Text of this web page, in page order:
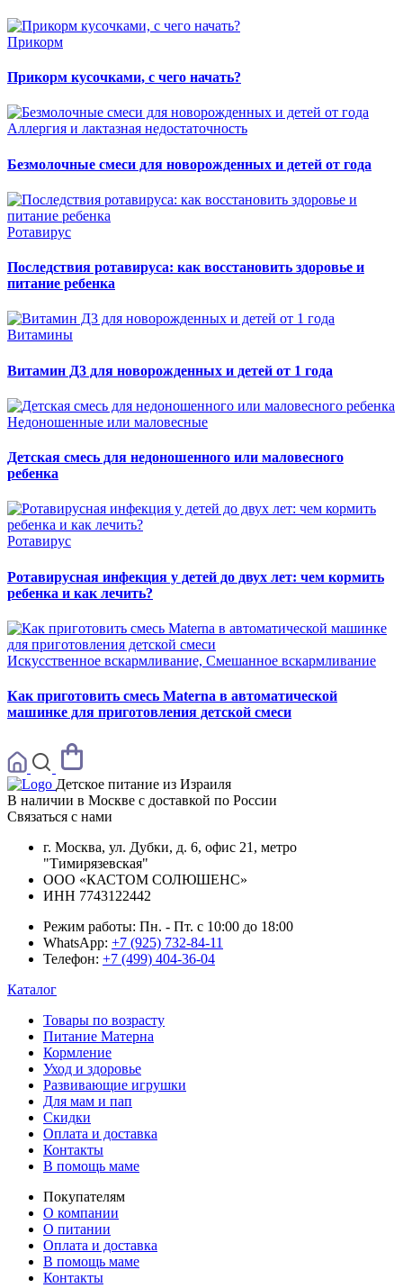
Прикорм
Прикорм кусочками, с чего начать?
Аллергия и лактазная недостаточность
Безмолочные смеси для новорожденных и детей от года
Ротавирус
Последствия ротавируса: как восстановить здоровье и
питание ребенка
Витамины
Витамин Д3 для новорожденных и детей от 1 года
Недоношенные или маловесные
Детская смесь для недоношенного или маловесного
ребенка
Ротавирус
Ротавирусная инфекция у детей до двух лет: чем кормить
ребенка и как лечить?
Искусственное вскармливание, Смешанное вскармливание
Как приготовить смесь Materna в автоматической
машинке для приготовления детской смеси
Детское питание из Израиля
В наличии в Москве с доставкой по России
Связаться с нами
г. Москва, ул. Дубки, д. 6, офис 21, метро
"Тимирязевская"
ООО «КАСТОМ СОЛЮШЕНС»
ИНН 7743122442
Режим работы: Пн. - Пт. с 10:00 до 18:00
WhatsApp: +7 (925) 732-84-11
Телефон: +7 (499) 404-36-04
Каталог
Товары по возрасту
Питание Матерна
Кормление
Уход и здоровье
Развивающие игрушки
Для мам и пап
Скидки
Оплата и доставка
Контакты
В помощь маме
Покупателям
О компании
О питании
Оплата и доставка
В помощь маме
Контакты